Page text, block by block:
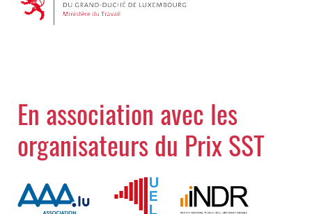
En association avec les
organisateurs du Prix SST